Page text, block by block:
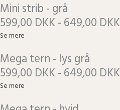
Mini strib - grå
599,00 DKK - 649,00 DKK
Se mere
Mega tern - lys grå
599,00 DKK - 649,00 DKK
Se mere